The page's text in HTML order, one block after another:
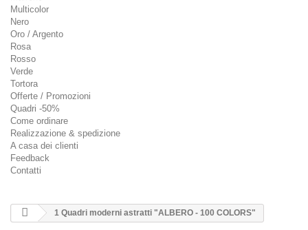
Multicolor
Nero
Oro / Argento
Rosa
Rosso
Verde
Tortora
Offerte / Promozioni
Quadri -50%
Come ordinare
Realizzazione & spedizione
A casa dei clienti
Feedback
Contatti
1 Quadri moderni astratti "ALBERO - 100 COLORS"